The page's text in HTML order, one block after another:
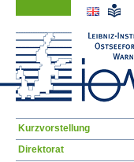
Navigation
Kurzvorstellung
Direktorat